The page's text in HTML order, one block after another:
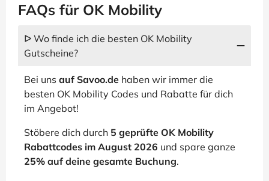
FAQs für OK Mobility
ᐅ Wo finde ich die besten OK Mobility
Gutscheine?
Bei uns auf Savoo.de haben wir immer die
besten OK Mobility Codes und Rabatte für dich
im Angebot!
Stöbere dich durch 5 geprüfte OK Mobility
Rabattcodes im August 2026 und spare ganze
25% auf deine gesamte Buchung.